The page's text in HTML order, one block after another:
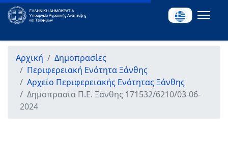
Αρχική
Δημοπρασίες
Περιφερειακή Ενότητα Ξάνθης
Αρχείο Περιφερειακής Ενότητας Ξάνθης
Δημοπρασία Π.Ε. Ξάνθης 171532/6210/03-06-
2024